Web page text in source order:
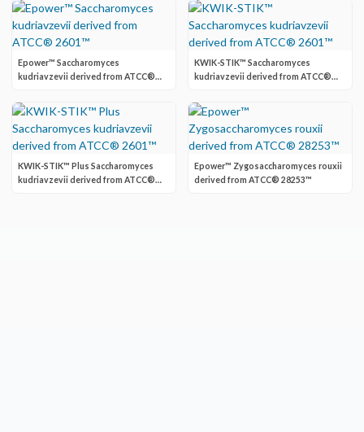
Epower™ Saccharomyces
kudriavzevii derived from ATCC®
KWIK-STIK™ Saccharomyces
kudriavzevii derived from ATCC®
KWIK-STIK™ Plus Saccharomyces
kudriavzevii derived from ATCC®
Epower™ Zygosaccharomyces rouxii
derived from ATCC® 28253™